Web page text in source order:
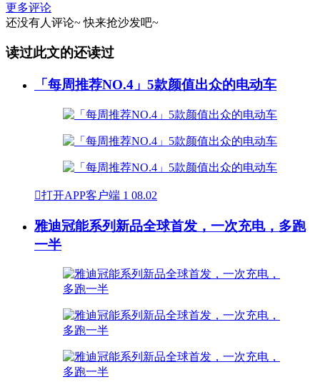
更多评论
还没有人评论~ 快来抢沙发吧~
读过此文的还读过
「每周推荐NO.4」5款颜值出众的电动车
打开APP客户端 1 08.02
雅迪冠能系列新品全球首发，一次充电，多跑
一半